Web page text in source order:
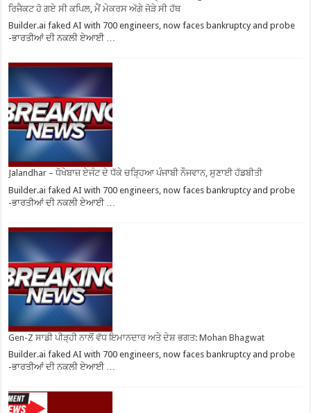
ਰਿਜੈਕਟ ਹੋ ਗਏ ਸੀ ਕਪਿਲ, ਮੈਂ ਮੇਕਰਸ ਅੱਗੇ ਜੋੜੇ ਸੀ ਹੱਥ
Builder.ai faked AI with 700 engineers, now faces bankruptcy and probe
-ਭਾਰਤੀਆਂ ਦੀ ਨਕਲੀ ਏਆਈ …
Jalandhar – ਧੋਖੇਬਾਜ਼ ਏਜੰਟ ਦੇ ਧੱਕੇ ਚੜ੍ਹਿਆ ਪੰਜਾਬੀ ਨੌਜਵਾਨ, ਸੁਣਾਈ ਹੱਡਬੀਤੀ
Builder.ai faked AI with 700 engineers, now faces bankruptcy and probe
-ਭਾਰਤੀਆਂ ਦੀ ਨਕਲੀ ਏਆਈ …
Gen-Z ਸਾਡੀ ਪੀੜ੍ਹੀ ਨਾਲੋਂ ਵੱਧ ਇਮਾਨਦਾਰ ਅਤੇ ਦੇਸ਼ ਭਗਤ: Mohan Bhagwat
Builder.ai faked AI with 700 engineers, now faces bankruptcy and probe
-ਭਾਰਤੀਆਂ ਦੀ ਨਕਲੀ ਏਆਈ …